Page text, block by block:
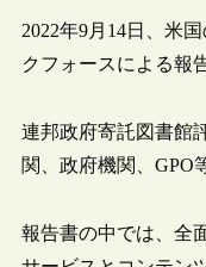
2022年9月14日、米
クフォースによる報
連邦政府寄託図書館
関、政府機関、GPO
報告書の中では、全